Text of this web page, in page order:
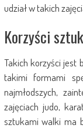
udział w takich
Korzyści
Takich korzyści jest
takimi formami
najmłodszych,
zajęciach judo,
sztukami walki ma